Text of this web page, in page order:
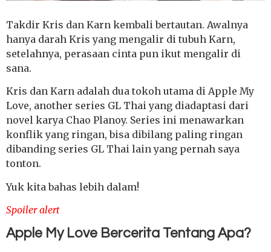
Takdir Kris dan Karn kembali bertautan. Awalnya
hanya darah Kris yang mengalir di tubuh Karn,
setelahnya, perasaan cinta pun ikut mengalir di
sana.
Kris dan Karn adalah dua tokoh utama di Apple My
Love, another series GL Thai yang diadaptasi dari
novel karya Chao Planoy. Series ini menawarkan
konflik yang ringan, bisa dibilang paling ringan
dibanding series GL Thai lain yang pernah saya
tonton.
Yuk kita bahas lebih dalam!
Spoiler alert
Apple My Love Bercerita Tentang Apa?